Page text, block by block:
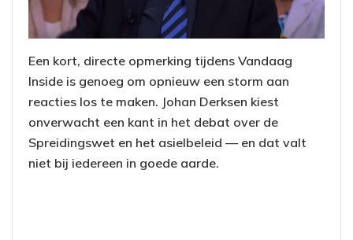
Een kort, directe opmerking tijdens Vandaag
Inside is genoeg om opnieuw een storm aan
reacties los te maken. Johan Derksen kiest
onverwacht een kant in het debat over de
Spreidingswet en het asielbeleid — en dat valt
niet bij iedereen in goede aarde.